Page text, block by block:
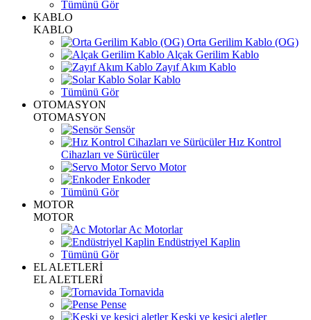
Tümünü Gör
KABLO
KABLO
Orta Gerilim Kablo (OG)
Alçak Gerilim Kablo
Zayıf Akım Kablo
Solar Kablo
Tümünü Gör
OTOMASYON
OTOMASYON
Sensör
Hız Kontrol
Cihazları ve Sürücüler
Servo Motor
Enkoder
Tümünü Gör
MOTOR
MOTOR
Ac Motorlar
Endüstriyel Kaplin
Tümünü Gör
EL ALETLERİ
EL ALETLERİ
Tornavida
Pense
Keski ve kesici aletler